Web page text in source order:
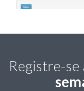
Registre-se